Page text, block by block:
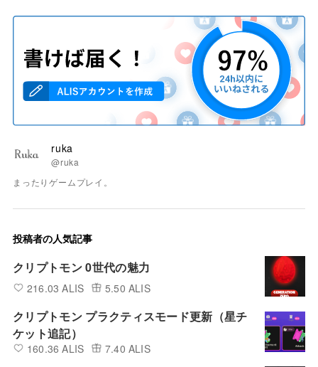
ruka
@ruka
まったりゲームプレイ。
投稿者の人気記事
クリプトモン 0世代の魅力
216.03 ALIS 5.50 ALIS
クリプトモン プラクティスモード更新（星チ
ケット追記）
160.36 ALIS 7.40 ALIS